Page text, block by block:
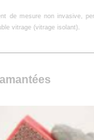
de mesure non invasive,
vitrage (vitrage isolant).